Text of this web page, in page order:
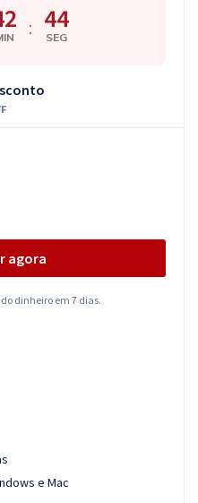
: 43
SEG
agora
dinheiro em 7 dias.
e Mac